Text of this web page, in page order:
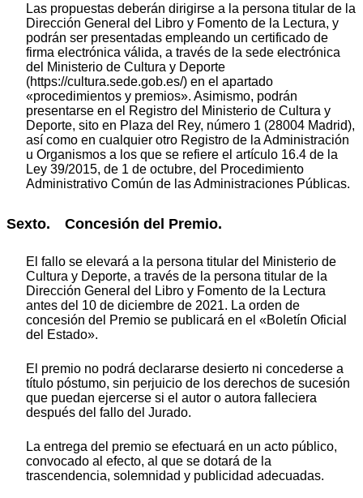
Las propuestas deberán dirigirse a la persona titular de la
Dirección General del Libro y Fomento de la Lectura, y
podrán ser presentadas empleando un certificado de
firma electrónica válida, a través de la sede electrónica
del Ministerio de Cultura y Deporte
(https://cultura.sede.gob.es/) en el apartado
«procedimientos y premios». Asimismo, podrán
presentarse en el Registro del Ministerio de Cultura y
Deporte, sito en Plaza del Rey, número 1 (28004 Madrid),
así como en cualquier otro Registro de la Administración
u Organismos a los que se refiere el artículo 16.4 de la
Ley 39/2015, de 1 de octubre, del Procedimiento
Administrativo Común de las Administraciones Públicas.
Sexto. Concesión del Premio.
El fallo se elevará a la persona titular del Ministerio de
Cultura y Deporte, a través de la persona titular de la
Dirección General del Libro y Fomento de la Lectura
antes del 10 de diciembre de 2021. La orden de
concesión del Premio se publicará en el «Boletín Oficial
del Estado».
El premio no podrá declararse desierto ni concederse a
título póstumo, sin perjuicio de los derechos de sucesión
que puedan ejercerse si el autor o autora falleciera
después del fallo del Jurado.
La entrega del premio se efectuará en un acto público,
convocado al efecto, al que se dotará de la
trascendencia, solemnidad y publicidad adecuadas.